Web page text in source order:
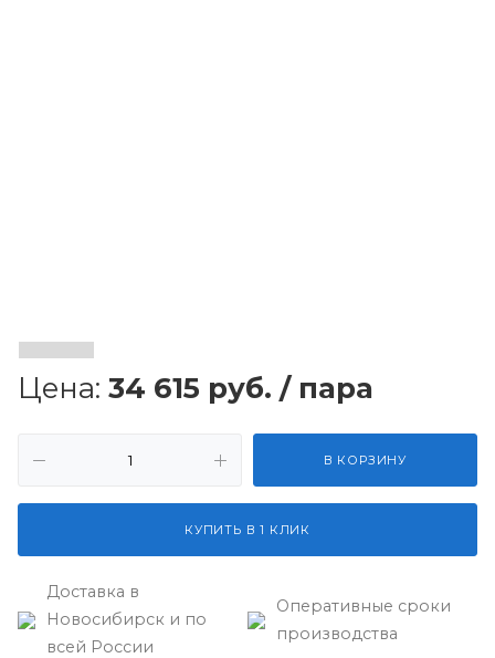
Цена: 34 615 руб. / пара
В КОРЗИНУ
КУПИТЬ В 1 КЛИК
Доставка в
Новосибирск и по
всей России
Оперативные сроки
производства